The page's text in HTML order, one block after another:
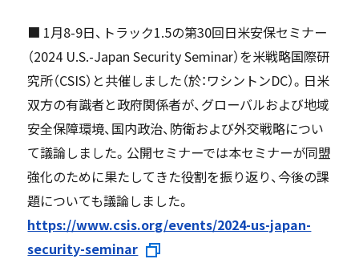
■ 1月8-9日、トラック1.5の第30回日米安保セミナー
（2024 U.S.-Japan Security Seminar）を米戦略国際研
究所（CSIS）と共催しました（於：ワシントンDC）。日米
双方の有識者と政府関係者が、グローバルおよび地域
安全保障環境、国内政治、防衛および外交戦略につい
て議論しました。公開セミナーでは本セミナーが同盟
強化のために果たしてきた役割を振り返り、今後の課
題についても議論しました。
https://www.csis.org/events/2024-us-japan-
security-seminar